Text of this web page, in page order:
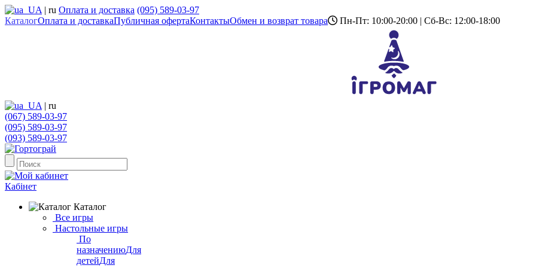
UA | ru Оплата и доставка (095) 589-03-97
КаталогОплата и доставкаПубличная офертаКонтактыОбмен и возврат товара Пн-Пт: 10:00-20:00 | Сб-Вс: 12:00-18:00
UA | ru
(067) 589-03-97
(095) 589-03-97
(093) 589-03-97
Кабінет
Каталог
Все игры
Настольные игры
По
назначениюДля
детейДля